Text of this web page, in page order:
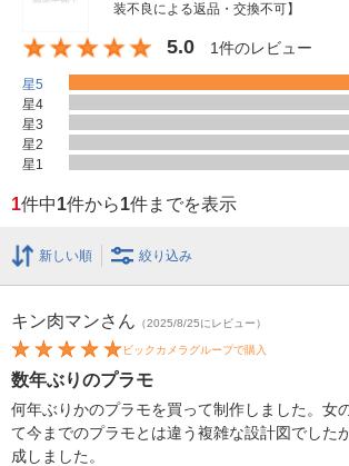
装不良による返品・交換不可】
5.0 1件のレビュー
星5
星4
星3
星2
星1
1件中1件から1件までを表示
新しい順 絞り込み
キン肉マンさん （2025/8/25にレビュー）
ビックカメラグループで購入
数年ぶりのプラモ
何年ぶりかのプラモを買って制作しました。女
て今までのプラモとは違う複雑な設計図でした
成しました。